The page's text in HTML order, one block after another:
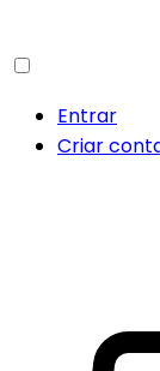
Entrar
Criar